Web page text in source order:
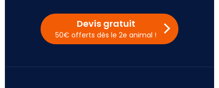
Devis gratuit
50€ offerts dès le 2e animal !